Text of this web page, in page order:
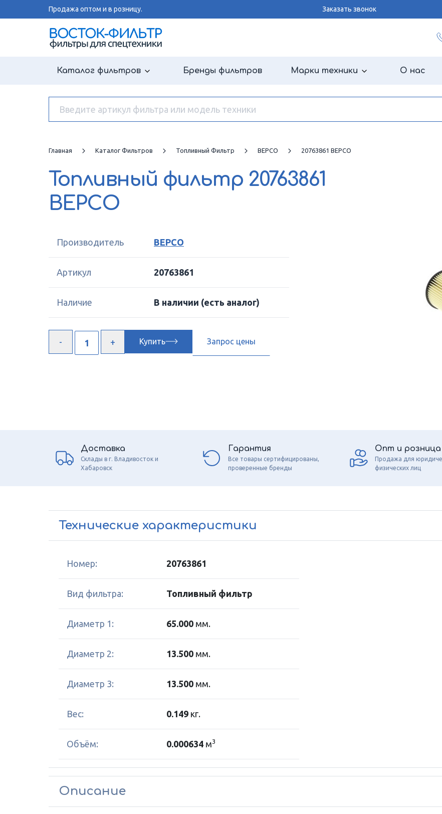
Продажа оптом и в розницу. Заказать звонок
Каталог фильтров Бренды фильтров Марки техники О нас
Главная Каталог Фильтров Топливный Фильтр BEPCO 20763861 BEPCO
Топливный фильтр 20763861
BEPCO
Производитель BEPCO
Артикул 20763861
Наличие В наличии (есть аналог)
Купить Запрос цены
Доставка
Склады в г. Владивосток и
Хабаровск
Гарантия
Все товары сертифицированы,
проверенные бренды
Опт и розница
Продажа для
физических лиц
Технические характеристики
Номер: 20763861
Вид фильтра: Топливный фильтр
Диаметр 1: 65.000 мм.
Диаметр 2: 13.500 мм.
Диаметр 3: 13.500 мм.
Вес: 0.149 кг.
Объём: 0.000634 м3
Описание